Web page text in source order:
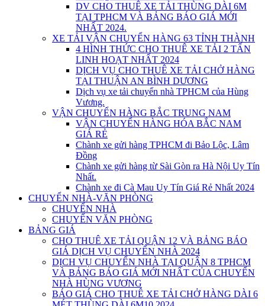
DV CHO THUÊ XE TẢI THÙNG DÀI 6M
TẠI TPHCM VÀ BẢNG BÁO GIÁ MỚI
NHẤT 2024.
XE TẢI VẬN CHUYỂN HÀNG 63 TỈNH THÀNH
4 HÌNH THỨC CHO THUÊ XE TẢI 2 TẤN
LINH HOẠT NHẤT 2024
DỊCH VỤ CHO THUÊ XE TẢI CHỞ HÀNG
TẠI THUẬN AN BÌNH DƯƠNG
Dịch vụ xe tải chuyển nhà TPHCM của Hùng
Vương.
VẬN CHUYỂN HÀNG BẮC TRUNG NAM
VẬN CHUYỂN HÀNG HÓA BẮC NAM
GIÁ RẺ
Chành xe gửi hàng TPHCM đi Bảo Lộc, Lâm
Đồng
Chành xe gửi hàng từ Sài Gòn ra Hà Nội Uy Tín
Nhất.
Chành xe đi Cà Mau Uy Tín Giá Rẻ Nhất 2024
CHUYỂN NHÀ-VĂN PHÒNG
CHUYỂN NHÀ
CHUYỂN VĂN PHÒNG
BẢNG GIÁ
CHO THUÊ XE TẢI QUẬN 12 VÀ BẢNG BÁO
GIÁ DỊCH VỤ CHUYỂN NHÀ 2024
DỊCH VỤ CHUYỂN NHÀ TẠI QUẬN 8 TPHCM
VÀ BẢNG BÁO GIÁ MỚI NHẤT CỦA CHUYỂN
NHÀ HÙNG VƯƠNG
BÁO GIÁ CHO THUÊ XE TẢI CHỞ HÀNG DÀI 6